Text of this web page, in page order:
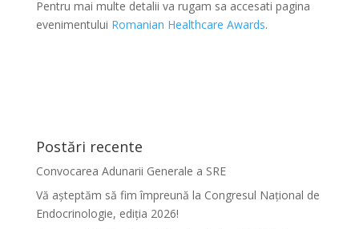
Pentru mai multe detalii va rugam sa accesati pagina
evenimentului Romanian Healthcare Awards.
Postări recente
Convocarea Adunarii Generale a SRE
Vă așteptăm să fim împreună la Congresul Național de
Endocrinologie, ediția 2026!